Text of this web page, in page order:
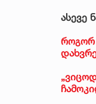
ასევე
როგორ